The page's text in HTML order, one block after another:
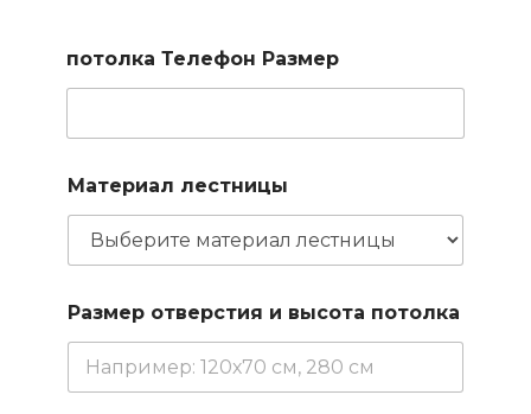
потолка Телефон Размер
Материал лестницы
Размер отверстия и высота потолка